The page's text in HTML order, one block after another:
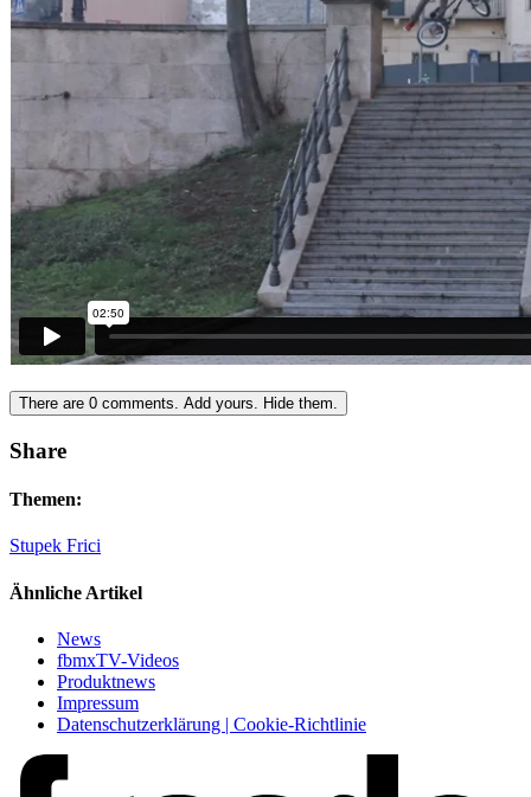
There are 0 comments. Add yours. Hide them.
Share
Themen:
Stupek Frici
Ähnliche Artikel
News
fbmxTV-Videos
Produktnews
Impressum
Datenschutzerklärung | Cookie-Richtlinie